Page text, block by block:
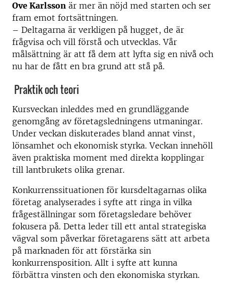
Ove Karlsson är mer än nöjd med starten och ser
fram emot fortsättningen.
– Deltagarna är verkligen på hugget, de är
frågvisa och vill förstå och utvecklas. Vår
målsättning är att få dem att lyfta sig en nivå och
nu har de fått en bra grund att stå på.
Praktik och teori
Kursveckan inleddes med en grundläggande
genomgång av företagsledningens utmaningar.
Under veckan diskuterades bland annat vinst,
lönsamhet och ekonomisk styrka. Veckan innehöll
även praktiska moment med direkta kopplingar
till lantbrukets olika grenar.
Konkurrenssituationen för kursdeltagarnas olika
företag analyserades i syfte att ringa in vilka
frågeställningar som företagsledare behöver
fokusera på. Detta leder till ett antal strategiska
vägval som påverkar företagarens sätt att arbeta
på marknaden för att förstärka sin
konkurrensposition. Allt i syfte att kunna
förbättra vinsten och den ekonomiska styrkan.